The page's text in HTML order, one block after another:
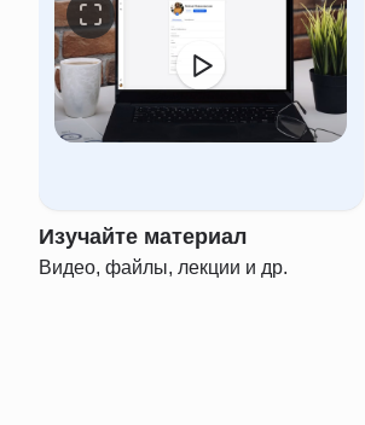
Изучайте материал
Видео, файлы, лекции и др.